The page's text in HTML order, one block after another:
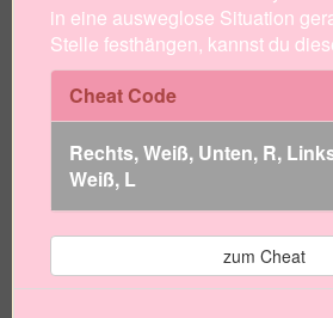
in eine ausweglose Situation
Stelle festhängen, kannst du
Cheat Code
Rechts, Weiß, Unten, R,
Weiß, L
zum Cheat